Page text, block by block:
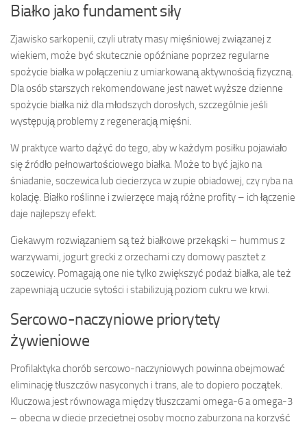
Białko jako fundament siły
Zjawisko sarkopenii, czyli utraty masy mięśniowej związanej z
wiekiem, może być skutecznie opóźniane poprzez regularne
spożycie białka w połączeniu z umiarkowaną aktywnością fizyczną.
Dla osób starszych rekomendowane jest nawet wyższe dzienne
spożycie białka niż dla młodszych dorosłych, szczególnie jeśli
występują problemy z regeneracją mięśni.
W praktyce warto dążyć do tego, aby w każdym posiłku pojawiało
się źródło pełnowartościowego białka. Może to być jajko na
śniadanie, soczewica lub ciecierzyca w zupie obiadowej, czy ryba na
kolację. Białko roślinne i zwierzęce mają różne profity – ich łączenie
daje najlepszy efekt.
Ciekawym rozwiązaniem są też białkowe przekąski – hummus z
warzywami, jogurt grecki z orzechami czy domowy pasztet z
soczewicy. Pomagają one nie tylko zwiększyć podaż białka, ale też
zapewniają uczucie sytości i stabilizują poziom cukru we krwi.
Sercowo-naczyniowe priorytety
żywieniowe
Profilaktyka chorób sercowo-naczyniowych powinna obejmować
eliminację tłuszczów nasyconych i trans, ale to dopiero początek.
Kluczowa jest równowaga między tłuszczami omega-6 a omega-3
– obecna w diecie przeciętnej osoby mocno zaburzona na korzyść